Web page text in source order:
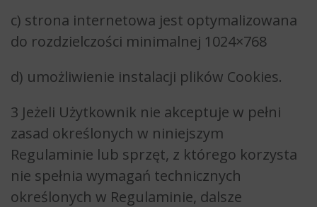
c) strona internetowa jest optymalizowana
do rozdzielczości minimalnej 1024×768
d) umożliwienie instalacji plików Cookies.
3 Jeżeli Użytkownik nie akceptuje w pełni
zasad określonych w niniejszym
Regulaminie lub sprzęt, z którego korzysta
nie spełnia wymagań technicznych
określonych w Regulaminie, dalsze